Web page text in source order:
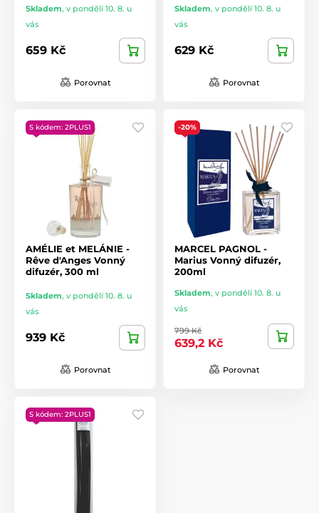
Skladem, v pondělí 10. 8. u
vás
659 Kč
Porovnat
Skladem, v pondělí 10. 8. u
vás
629 Kč
Porovnat
S kódem: 2PLUS1
AMÉLIE et MELÁNIE -
Rêve d'Anges Vonný
difuzér, 300 ml
Skladem, v pondělí 10. 8. u
vás
939 Kč
Porovnat
-20%
MARCEL PAGNOL -
Marius Vonný difuzér,
200ml
Skladem, v pondělí 10. 8. u
vás
799 Kč
639,2 Kč
Porovnat
S kódem: 2PLUS1